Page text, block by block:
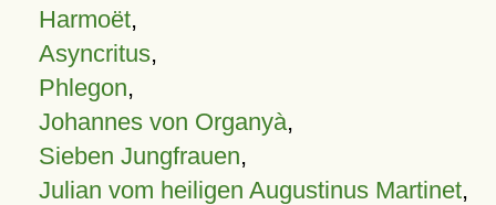
Harmoët,
Asyncritus,
Phlegon,
Johannes von Organyà,
Sieben Jungfrauen,
Julian vom heiligen Augustinus Martinet,